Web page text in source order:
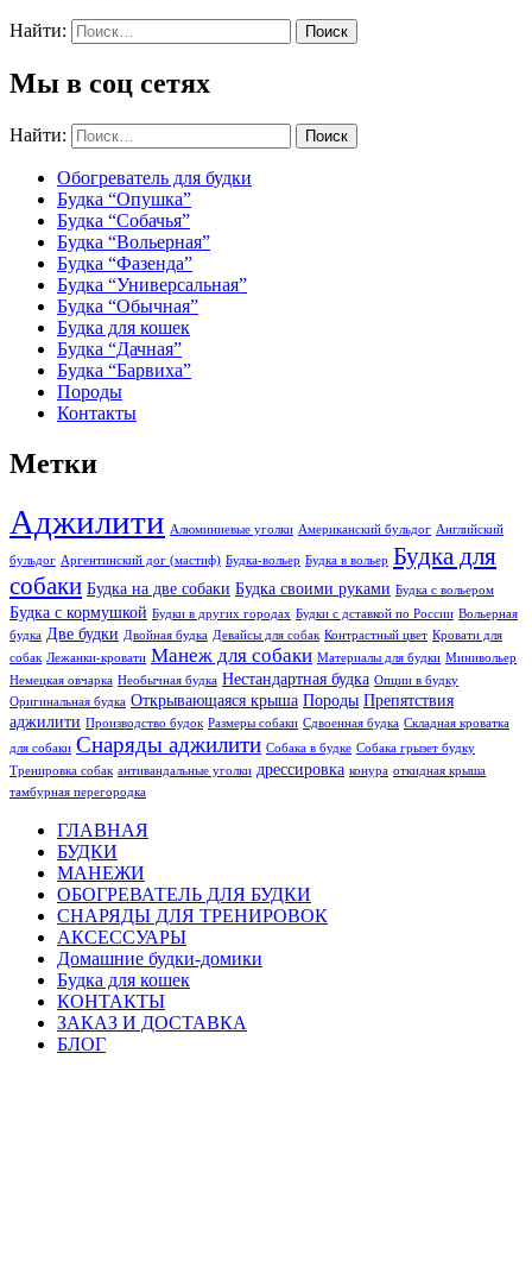
Найти:
Мы в соц сетях
Найти:
Обогреватель для будки
Будка “Опушка”
Будка “Собачья”
Будка “Вольерная”
Будка “Фазенда”
Будка “Универсальная”
Будка “Обычная”
Будка для кошек
Будка “Дачная”
Будка “Барвиха”
Породы
Контакты
Метки
Аджилити Алюминиевые уголки Американский бульдог Английский
бульдог Аргентинский дог (мастиф) Будка-вольер Будка в вольер Будка для
собаки Будка на две собаки Будка своими руками Будка с вольером
Будка с кормушкой Будки в других городах Будки с дставкой по России Вольерная
будка Две будки Двойная будка Девайсы для собак Контрастный цвет Кровати для
собак Лежанки-кровати Манеж для собаки Материалы для будки Минивольер
Немецкая овчарка Необычная будка Нестандартная будка Опции в будку
Оригинальная будка Открывающаяся крыша Породы Препятствия
аджилити Производство будок Размеры собаки Сдвоенная будка Складная кроватка
для собаки Снаряды аджилити Собака в будке Собака грызет будку
Тренировка собак антивандальные уголки дрессировка конура откидная крыша
тамбурная перегородка
ГЛАВНАЯ
БУДКИ
МАНЕЖИ
ОБОГРЕВАТЕЛЬ ДЛЯ БУДКИ
СНАРЯДЫ ДЛЯ ТРЕНИРОВОК
АКСЕССУАРЫ
Домашние будки-домики
Будка для кошек
КОНТАКТЫ
ЗАКАЗ И ДОСТАВКА
БЛОГ